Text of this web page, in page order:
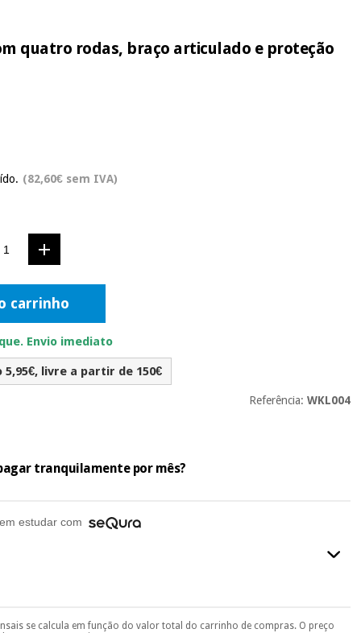
quatro rodas, braço articulado e proteção
(82,60€ sem IVA)
carrinho
Envio imediato
5,95€, livre a partir de 150€
Referência: WKL004
tranquilamente por mês?
estudar com
do processo de compra, ao escolher o método de pagamento.
se calcula em função do valor total do carrinho de compras. O preço